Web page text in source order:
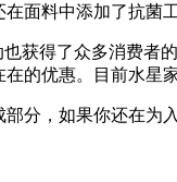
面料中添加了抗菌
获得了众多消费
的优惠。目前水星
分，如果你还在为